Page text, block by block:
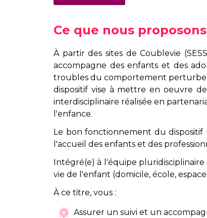
Ce que nous proposons
À partir des sites de Coublevie
accompagne des enfants et des
troubles du comportement
dispositif vise à mettre en oeuvre
interdisciplinaire réalisée en
l'enfance.
Le bon fonctionnement du
l'accueil des enfants et des
Intégré(e) à l'équipe
vie de l'enfant (domicile, école,
À ce titre, vous :
Assurer un suivi et un